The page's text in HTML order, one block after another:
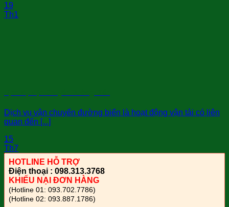
19
Th1
Dịch vụ vận chuyển đường biển là hoạt động vận tải có liên
quan đến [...]
15
Th7
HOTLINE HỖ TRỢ
Điện thoại : 098.313.3768
KHIẾU NẠI ĐƠN HÀNG
(Hotline 01: 093.702.7786)
(Hotline 02: 093.887.1786)